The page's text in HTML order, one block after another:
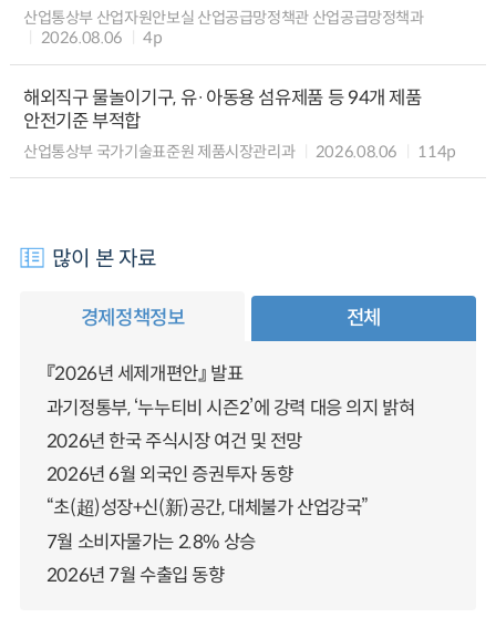
산업통상부 산업자원안보실 산업공급망정책관 산업공급망정책과
2026.08.06
4p
해외직구 물놀이기구, 유·아동용 섬유제품 등 94개 제품
안전기준 부적합
산업통상부 국가기술표준원 제품시장관리과 2026.08.06 114p
많이 본 자료
경제정책정보 전체
『2026년 세제개편안』 발표
과기정통부, ‘누누티비 시즌2’에 강력 대응 의지 밝혀
2026년 한국 주식시장 여건 및 전망
2026년 6월 외국인 증권투자 동향
“초(超)성장+신(新)공간, 대체불가 산업강국”
7월 소비자물가는 2.8% 상승
2026년 7월 수출입 동향